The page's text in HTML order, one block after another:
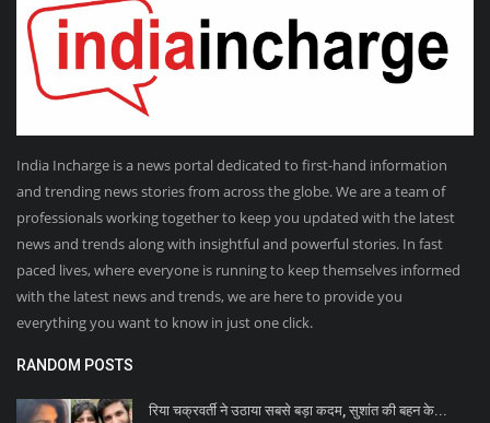
India Incharge is a news portal dedicated to first-hand information
and trending news stories from across the globe. We are a team of
professionals working together to keep you updated with the latest
news and trends along with insightful and powerful stories. In fast
paced lives, where everyone is running to keep themselves informed
with the latest news and trends, we are here to provide you
everything you want to know in just one click.
RANDOM POSTS
रिया चक्रवर्ती ने उठाया सबसे बड़ा कदम, सुशांत की बहन के...